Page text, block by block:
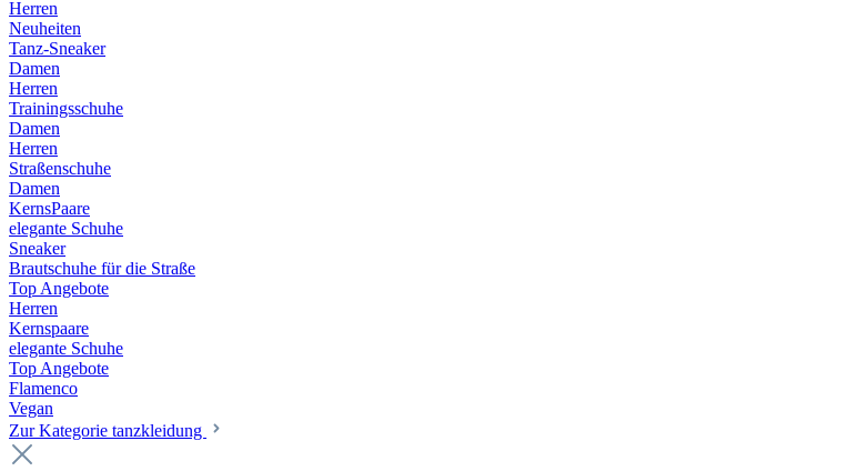
Herren
Neuheiten
Tanz-Sneaker
Damen
Herren
Trainingsschuhe
Damen
Herren
Straßenschuhe
Damen
KernsPaare
elegante Schuhe
Sneaker
Brautschuhe für die Straße
Top Angebote
Herren
Kernspaare
elegante Schuhe
Top Angebote
Flamenco
Vegan
Zur Kategorie tanzkleidung